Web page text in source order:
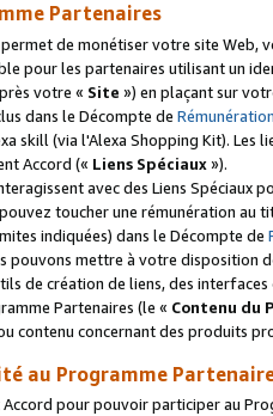
Partenaires
de monétiser votre site Web,
pour les partenaires utilisant un
votre « Site ») en plaçant sur
dans le Décompte de
skill (via l'Alexa Shopping Kit).
Accord (« Liens Spéciaux»).
avec des Liens Spéciaux
toucher une rémunération
indiquées) dans le Décompte de
pouvons mettre à votre disposition
de création de liens, des
Partenaires (le « Contenu du
concernant des produits
au Programme
pour pouvoir participer au